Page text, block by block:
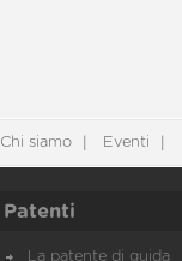
Chi siamo Eventi
Patenti
La patente di guida